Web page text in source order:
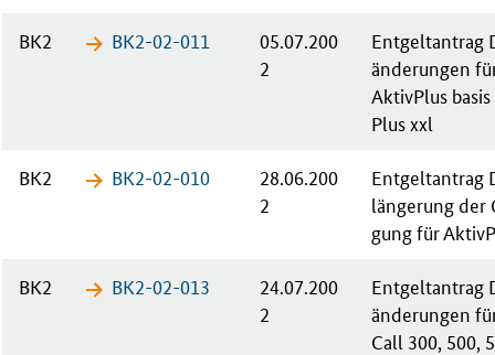
BK2 BK2-02-​011
05.07.200
2
Ent­gelt­an­trag
än­de­run­gen
Ak­tiv­Plus
Plus xxl
BK2 BK2-02-​010
28.06.200
2
Ent­gelt­an­trag
län­ge­rung
gung für
BK2 BK2-02-​013
24.07.200
2
Ent­gelt­an­trag
än­de­run­gen
Call 300, 500,